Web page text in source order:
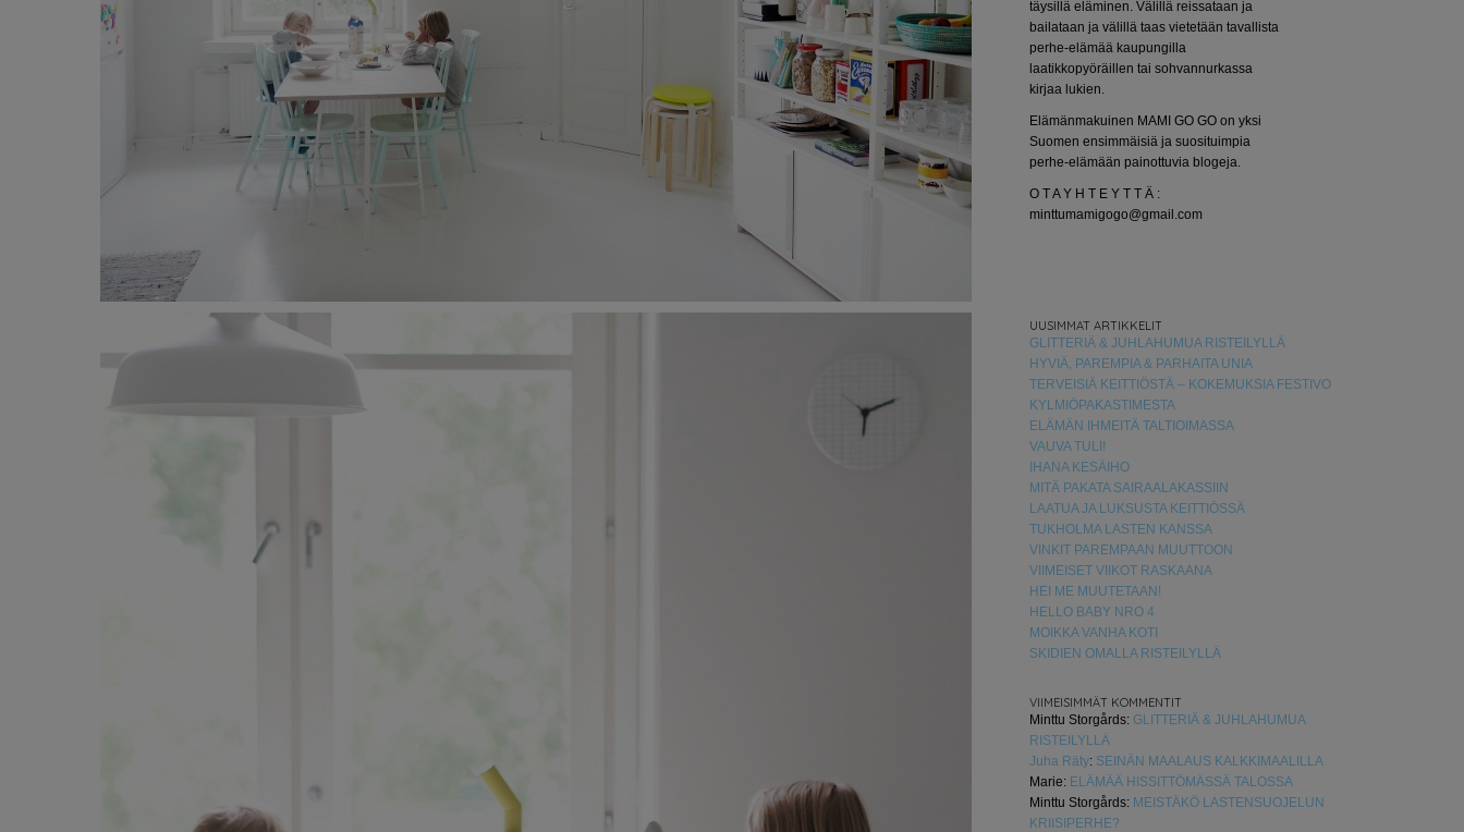
täysillä eläminen. Välillä reissataan ja
bailataan ja välillä taas vietetään tavallista
perhe-elämää kaupungilla
laatikkopyöräillen tai sohvannurkassa
kirjaa lukien.
Elämänmakuinen MAMI GO GO on yksi
Suomen ensimmäisiä ja suosituimpia
perhe-elämään painottuvia blogeja.
O T A Y H T E Y T T Ä :
minttumamigogo@gmail.com
UUSIMMAT ARTIKKELIT
GLITTERIÄ & JUHLAHUMUA RISTEILYLLÄ
HYVIÄ, PAREMPIA & PARHAITA UNIA
TERVEISIÄ KEITTIÖSTÄ – KOKEMUKSIA FESTIVO
KYLMIÖPAKASTIMESTA
ELÄMÄN IHMEITÄ TALTIOIMASSA
VAUVA TULI!
IHANA KESÄIHO
MITÄ PAKATA SAIRAALAKASSIIN
LAATUA JA LUKSUSTA KEITTIÖSSÄ
TUKHOLMA LASTEN KANSSA
VINKIT PAREMPAAN MUUTTOON
VIIMEISET VIIKOT RASKAANA
HEI ME MUUTETAAN!
HELLO BABY NRO 4
MOIKKA VANHA KOTI
SKIDIEN OMALLA RISTEILYLLÄ
VIIMEISIMMÄT KOMMENTIT
Minttu Storgårds: GLITTERIÄ & JUHLAHUMUA
RISTEILYLLÄ
Juha Räty: SEINÄN MAALAUS KALKKIMAALILLA
Marie: ELÄMÄÄ HISSITTÖMÄSSÄ TALOSSA
Minttu Storgårds: MEISTÄKÖ LASTENSUOJELUN
KRIISIPERHE?